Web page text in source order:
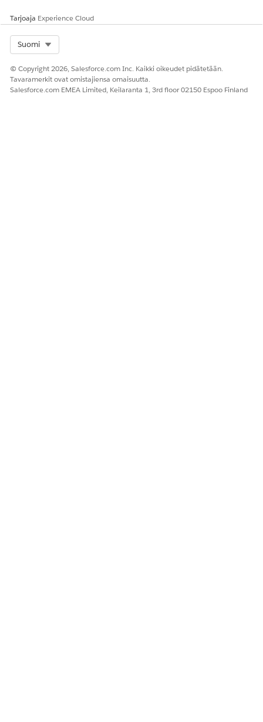
KATSO MYÖS:
budjetointien hallinta
Salesforce-ohje: Revenue Cloud
Tarjoaja Experience Cloud
Suomi
© Copyright 2026, Salesforce.com Inc. Kaikki oikeudet pidätetään.
Tavaramerkit ovat omistajiensa omaisuutta.
Salesforce.com EMEA Limited, Keilaranta 1, 3rd floor 02150 Espoo Finland